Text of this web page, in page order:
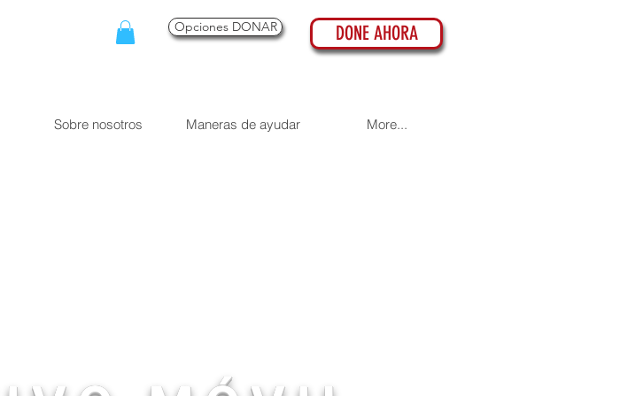
Opciones DONAR DONE AHORA
Sobre nosotros Maneras de ayudar More...